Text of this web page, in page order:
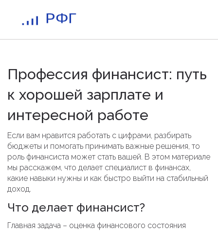
Профессия финансист: путь
к хорошей зарплате и
интересной работе
Если вам нравится работать с цифрами, разбирать
бюджеты и помогать принимать важные решения, то
роль финансиста может стать вашей. В этом материале
мы расскажем, что делает специалист в финансах,
какие навыки нужны и как быстро выйти на стабильный
доход.
Что делает финансист?
Главная задача – оценка финансового состояния